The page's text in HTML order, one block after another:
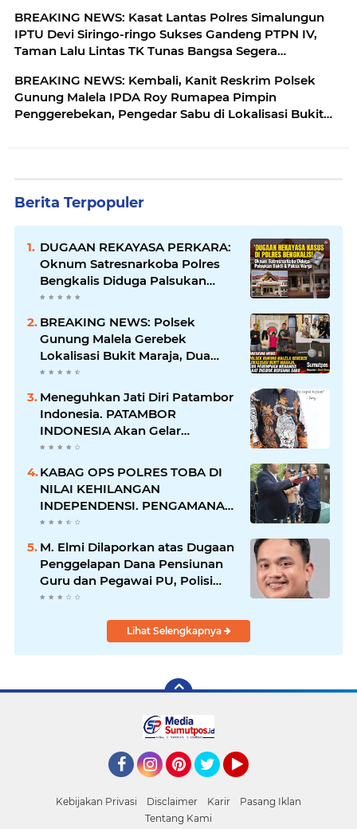
BREAKING NEWS: Kasat Lantas Polres Simalungun
IPTU Devi Siringo-ringo Sukses Gandeng PTPN IV,
Taman Lalu Lintas TK Tunas Bangsa Segera
BREAKING NEWS: Kembali, Kanit Reskrim Polsek
Gunung Malela IPDA Roy Rumapea Pimpin
Penggerebekan, Pengedar Sabu di Lokalisasi Bukit
Berita Terpopuler
DUGAAN REKAYASA PERKARA:
Oknum Satresnarkoba Polres
Bengkalis Diduga Palsukan
Barang Bukti Hingga Paksa
BREAKING NEWS: Polsek
Gunung Malela Gerebek
Lokalisasi Bukit Maraja, Dua
Perempuan Menangis Saat
Meneguhkan Jati Diri Patambor
Indonesia. PATAMBOR
INDONESIA Akan Gelar
RAKERNAS II Di Jakarta.
KABAG OPS POLRES TOBA DI
NILAI KEHILANGAN
INDEPENDENSI. PENGAMANAN
PENEMBOKAN TANAH DI
M. Elmi Dilaporkan atas Dugaan
Penggelapan Dana Pensiunan
Guru dan Pegawai PU, Polisi
Pastikan Proses Hukum
Lihat Selengkapnya
Kebijakan Privasi Disclaimer Karir
Pasang Iklan
Tentang Kami